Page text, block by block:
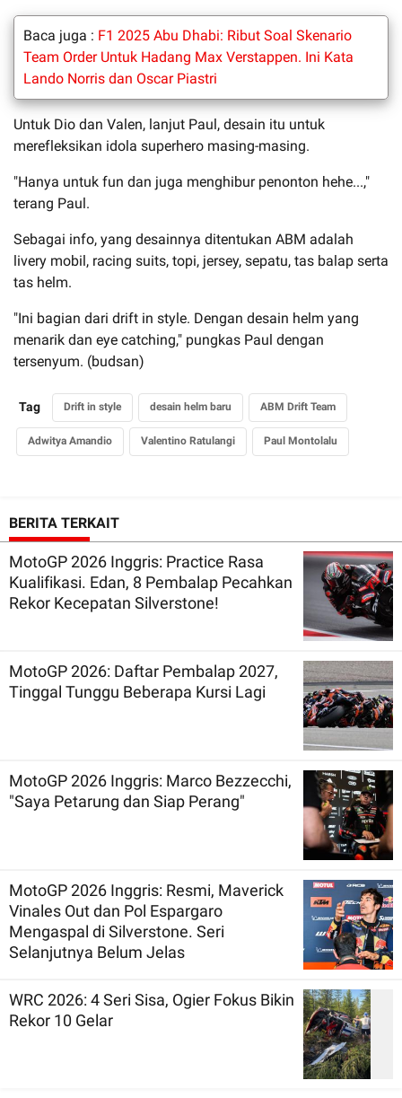
Baca juga : F1 2025 Abu Dhabi: Ribut Soal Skenario
Team Order Untuk Hadang Max Verstappen. Ini Kata
Lando Norris dan Oscar Piastri
Untuk Dio dan Valen, lanjut Paul, desain itu untuk
merefleksikan idola superhero masing-masing.
"Hanya untuk fun dan juga menghibur penonton hehe...,"
terang Paul.
Sebagai info, yang desainnya ditentukan ABM adalah
livery mobil, racing suits, topi, jersey, sepatu, tas balap serta
tas helm.
"Ini bagian dari drift in style. Dengan desain helm yang
menarik dan eye catching," pungkas Paul dengan
tersenyum. (budsan)
Tag Drift in style desain helm baru ABM Drift Team
Adwitya Amandio Valentino Ratulangi Paul Montolalu
BERITA TERKAIT
MotoGP 2026 Inggris: Practice Rasa
Kualifikasi. Edan, 8 Pembalap Pecahkan
Rekor Kecepatan Silverstone!
MotoGP 2026: Daftar Pembalap 2027,
Tinggal Tunggu Beberapa Kursi Lagi
MotoGP 2026 Inggris: Marco Bezzecchi,
"Saya Petarung dan Siap Perang"
MotoGP 2026 Inggris: Resmi, Maverick
Vinales Out dan Pol Espargaro
Mengaspal di Silverstone. Seri
Selanjutnya Belum Jelas
WRC 2026: 4 Seri Sisa, Ogier Fokus Bikin
Rekor 10 Gelar